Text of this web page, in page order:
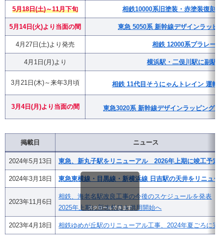
5月18日(土)～11月下旬 相鉄10000系旧塗装・赤塗装復刻
5月14日(火)より当面の間 東急 5050系 新幹線デザインラッ
4月27日(土)より発売 相鉄 12000系プラレー
4月1日(月)より 横浜駅・二俣川駅に副駅
3月21日(木)～来年3月頃 相鉄 11代目そうにゃんトレイン 運転
3月4日(月)より 当面の間 東急3020系 新幹線デザインラッピング
掲載日 ニュース
2024年5月13日 東急、新丸子駅をリニューアル 2026年上期に竣工予定
2024年3月18日 東急東横線・目黒線・新横浜線 日吉駅の天井をリニュ
2023年11月6日
相鉄、海老名駅改良工事の今後のスケジュールを発表
2025年上期に新改札口を供用開始へ
2023年4月18日 相鉄ゆめが丘駅のリニューアル工事、2024年夏ごろに
スクロールできます